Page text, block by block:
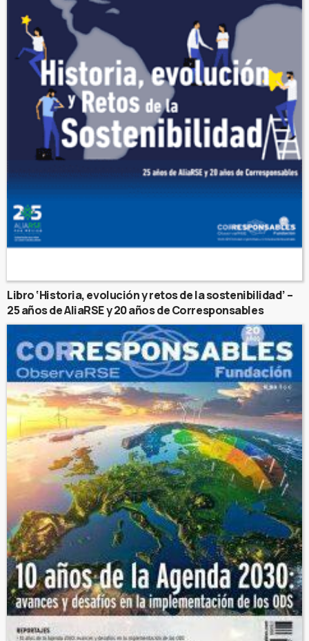
Libro ‘Historia, evolución y retos de la sostenibilidad’ –
25 años de AliaRSE y 20 años de Corresponsables